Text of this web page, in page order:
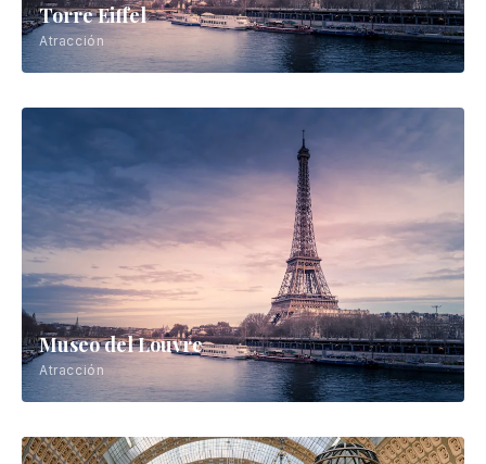
Torre Eiffel
Atracción
Museo del Louvre
Atracción